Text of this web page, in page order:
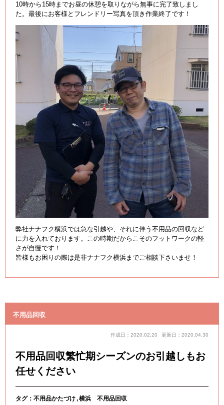
10時から15時までお昼の休憩を取りながら無事に完了致しまし
た。最後にお客様とフレンドリー写真を頂き作業終了です！
弊社ナナフク横浜では急な引越や、それに伴う不用品の回収など
に力を入れております。この時期だからこそのフットワークの軽
さが自慢です！
皆様もお困りの際は是非ナナフク横浜までご相談下さいませ！
不用品回収
作成日：2020.02.20 更新日：2020.04.30
不用品回収繁忙期シーズンのお引越しもお
任せください
タグ： 不用品かたづけ 横浜 不用品回収